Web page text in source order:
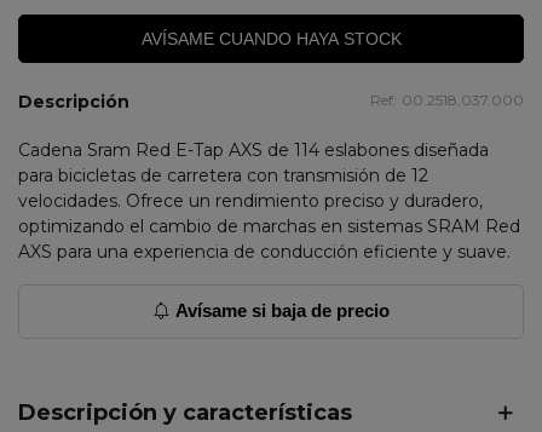
AVÍSAME CUANDO HAYA STOCK
Descripción Ref: 00.2518.037.000
Cadena Sram Red E-Tap AXS de 114 eslabones diseñada
para bicicletas de carretera con transmisión de 12
velocidades. Ofrece un rendimiento preciso y duradero,
optimizando el cambio de marchas en sistemas SRAM Red
AXS para una experiencia de conducción eficiente y suave.
Avísame si baja de precio
Descripción y características